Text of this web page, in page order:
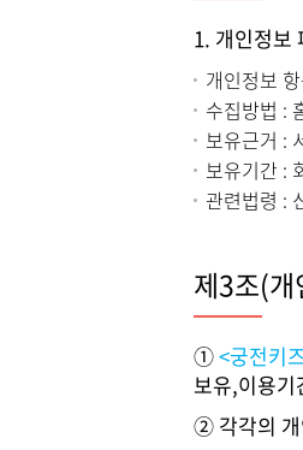
1. 개인정보
개인정보
수집방법 :
보유근거 :
보유기간 :
관련법령 :
제3조(개
①<궁전키
보유,이용
② 각각의 개